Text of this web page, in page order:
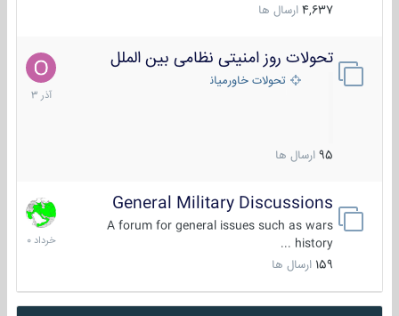
4,637 ارسال ها
تحولات روز امنیتی نظامی بین الملل
تحولات خاورمیانه
95 ارسال ها
21
آذر
1403
General Military Discussions
A forum for general issues such as wars
history ...
159 ارسال ها
10
خرداد
1400